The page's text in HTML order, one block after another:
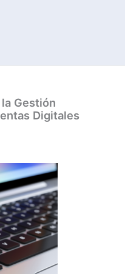
Gestión
Digitales